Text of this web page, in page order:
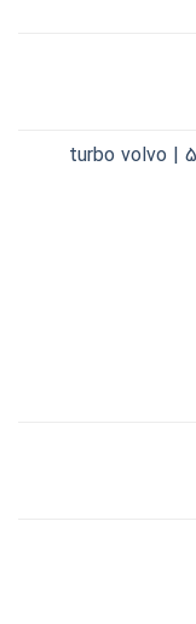
توربو شارژر ولوو اف هاش 500 | turbo volvo